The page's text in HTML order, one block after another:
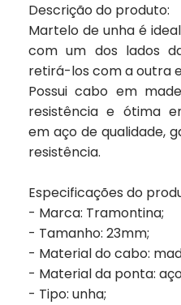
Descrição do produto:
Martelo de unha é
com um dos lados
retirá-los com a outra
Possui cabo em
resistência e ótima
em aço de qualidade,
resistência.
Especificações do
- Marca: Tramontina;
- Tamanho: 23mm;
- Material do cabo:
- Material da ponta:
- Tipo: unha;